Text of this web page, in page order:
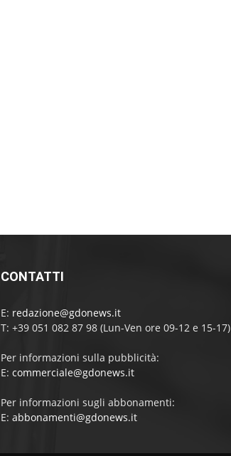
CONTATTI
E: redazione@gdonews.it
T: +39 051 082 87 98 (Lun-Ven ore 09-12 e 15-17)
Per informazioni sulla pubblicità:
E: commerciale@gdonews.it
Per informazioni sugli abbonamenti:
E: abbonamenti@gdonews.it